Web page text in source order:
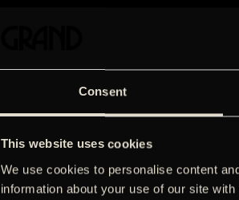
Consent
This website uses cookies
We use cookies to personalise content
information about your use of our site